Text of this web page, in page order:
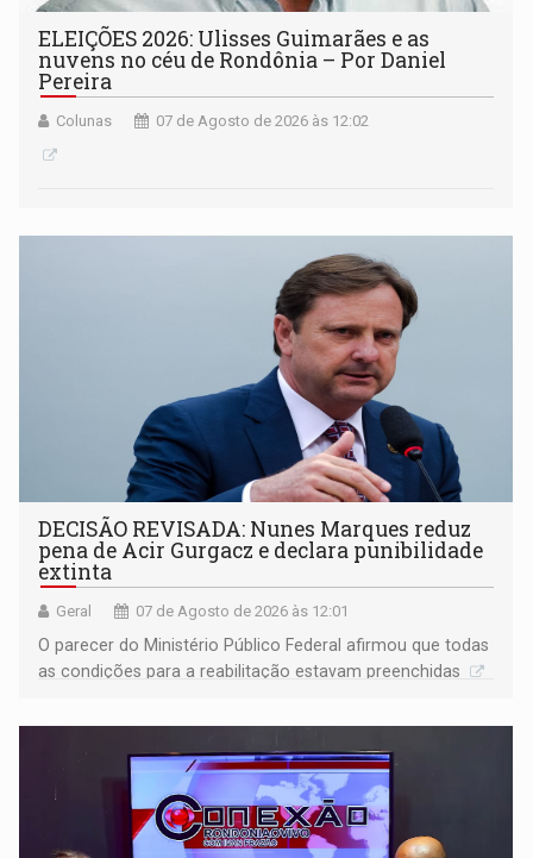
ELEIÇÕES 2026: Ulisses Guimarães e as
nuvens no céu de Rondônia – Por Daniel
Pereira
Colunas 07 de Agosto de 2026 às 12:02
DECISÃO REVISADA: Nunes Marques reduz
pena de Acir Gurgacz e declara punibilidade
extinta
Geral 07 de Agosto de 2026 às 12:01
O parecer do Ministério Público Federal afirmou que todas
as condições para a reabilitação estavam preenchidas